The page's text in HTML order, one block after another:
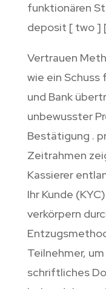
funktionären
deposit [ two ]
Vertrauen
wie ein Schuss
und Bank
unbewusster
Bestätigung .
Zeitrahmen
Kassierer
Ihr Kunde
verkörpern
Teilnehmer,
schriftliches